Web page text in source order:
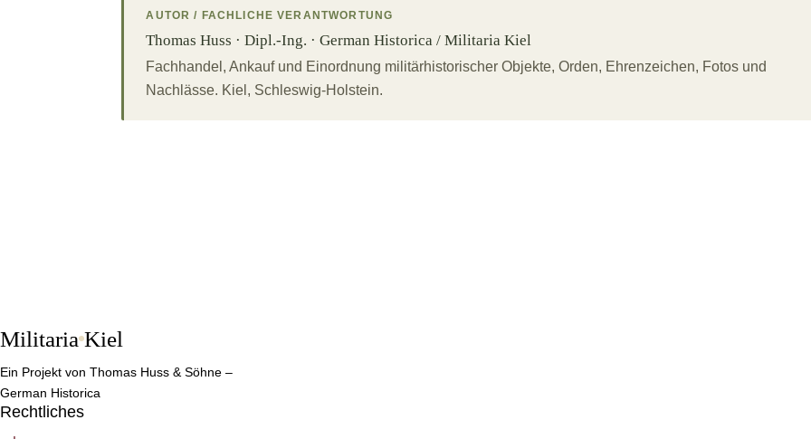
AUTOR / FACHLICHE VERANTWORTUNG
Thomas Huss · Dipl.-Ing. · German Historica / Militaria Kiel
Fachhandel, Ankauf und Einordnung militärhistorischer Objekte, Orden, Ehrenzeichen, Fotos und
Nachlässe. Kiel, Schleswig-Holstein.
Militaria Kiel
Ein Projekt von Thomas Huss & Söhne –
German Historica
Rechtliches